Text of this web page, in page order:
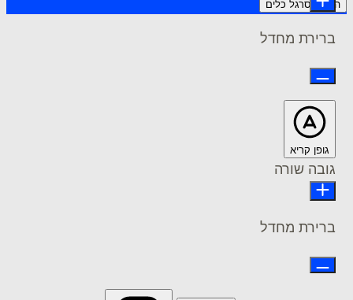
כלים
מחדל
שורה
מחדל